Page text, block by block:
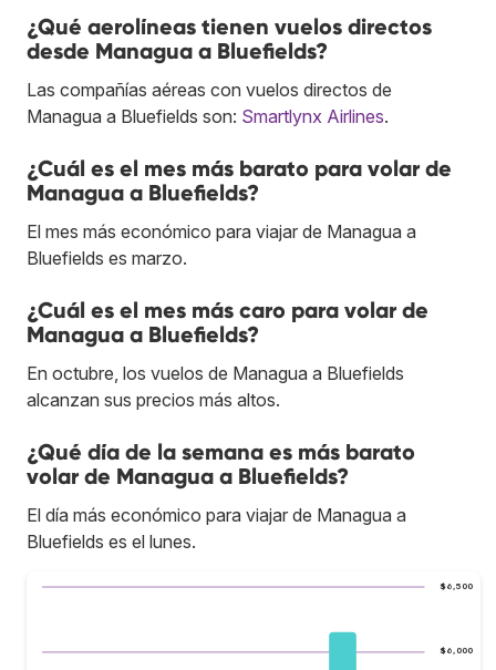
¿Qué aerolíneas tienen vuelos directos
desde Managua a Bluefields?
Las compañías aéreas con vuelos directos de
Managua a Bluefields son: Smartlynx Airlines.
¿Cuál es el mes más barato para volar de
Managua a Bluefields?
El mes más económico para viajar de Managua a
Bluefields es marzo.
¿Cuál es el mes más caro para volar de
Managua a Bluefields?
En octubre, los vuelos de Managua a Bluefields
alcanzan sus precios más altos.
¿Qué día de la semana es más barato
volar de Managua a Bluefields?
El día más económico para viajar de Managua a
Bluefields es el lunes.
$6,000
$6,500